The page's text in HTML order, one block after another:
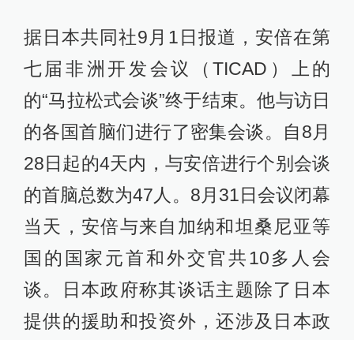
据日本共同社9月1日报道，安倍在第
七届非洲开发会议（TICAD）上的
的“马拉松式会谈”终于结束。他与访日
的各国首脑们进行了密集会谈。自8月
28日起的4天内，与安倍进行个别会谈
的首脑总数为47人。8月31日会议闭幕
当天，安倍与来自加纳和坦桑尼亚等
国的国家元首和外交官共10多人会
谈。日本政府称其谈话主题除了日本
提供的援助和投资外，还涉及日本政